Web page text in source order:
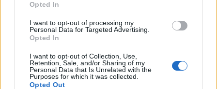
Opted In
I want to opt-out of processing my
Personal Data for Targeted Advertising.
Opted In
I want to opt-out of Collection, Use,
Retention, Sale, and/or Sharing of my
Personal Data that Is Unrelated with the
Purposes for which it was collected.
Opted Out
Πέρα από τη Λισαβόνα: 10 μαγευτικοί προορισμοί
της Πορτογαλίας